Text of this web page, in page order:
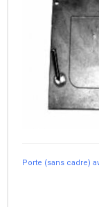
Porte (sans cadre)